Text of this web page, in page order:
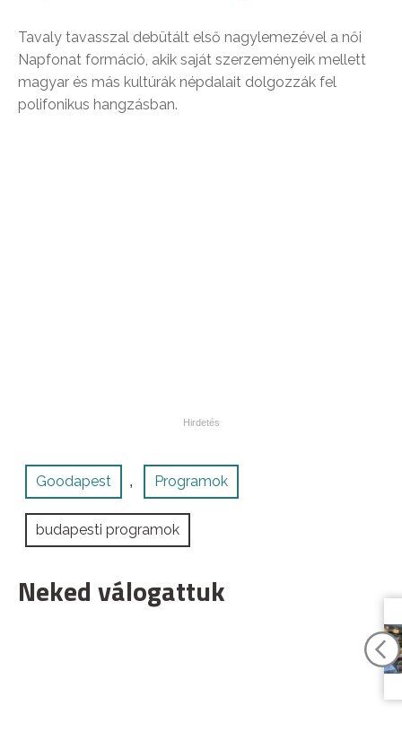
Tavaly tavasszal debütált első nagylemezével a női
Napfonat formáció, akik saját szerzeményeik mellett
magyar és más kultúrák népdalait dolgozzák fel
polifonikus hangzásban.
Goodapest , Programok
budapesti programok
Neked válogattuk